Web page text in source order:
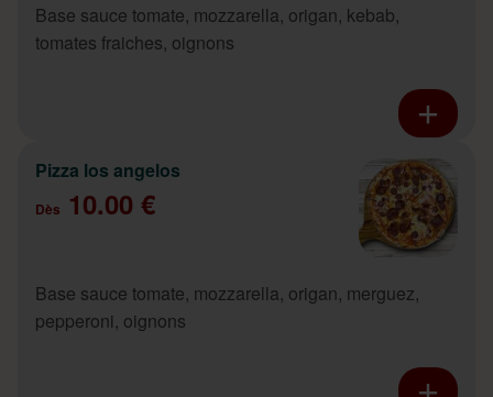
Base sauce tomate, mozzarella, origan, kebab,
tomates fraiches, oignons
Pizza los angelos
Dès 10.00 €
Base sauce tomate, mozzarella, origan, merguez,
pepperoni, oignons